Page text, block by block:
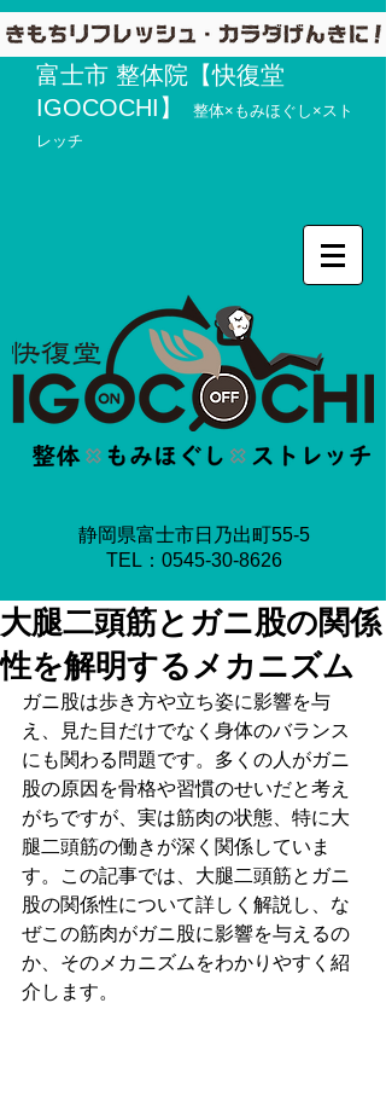
富士市 整体院【快復堂
IGOCOCHI】
整体×もみほぐし×スト
レッチ
静岡県富士市日乃出町55-5
​TEL：0545-30-8626
大腿二頭筋とガニ股の関係
性を解明するメカニズム
ガニ股は歩き方や立ち姿に影響を与
え、見た目だけでなく身体のバランス
にも関わる問題です。多くの人がガニ
股の原因を骨格や習慣のせいだと考え
がちですが、実は筋肉の状態、特に大
腿二頭筋の働きが深く関係していま
す。この記事では、大腿二頭筋とガニ
股の関係性について詳しく解説し、な
ぜこの筋肉がガニ股に影響を与えるの
か、そのメカニズムをわかりやすく紹
介します。